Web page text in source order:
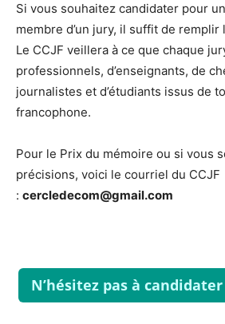
Si vous souhaitez candidater pour
membre d’un jury, il suffit de
Le CCJF veillera à ce que chaque
professionnels, d’enseignants, de
journalistes et d’étudiants issus de
francophone.
Pour le Prix du mémoire ou si vous
précisions, voici le courriel du CCJF
: cercledecom@gmail.com
N’hésitez pas à